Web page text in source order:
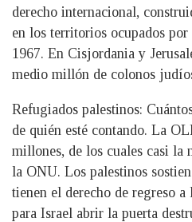
derecho internacional,
en los territorios ocupados
1967. En Cisjordania y
medio millón de colonos
Refugiados palestinos:
de quién esté contando. La
millones, de los cuales casi la
la ONU. Los palestinos
tienen el derecho de regreso
para Israel abrir la puerta